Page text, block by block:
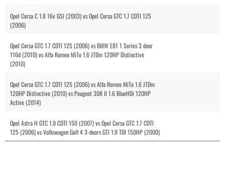
Opel Corsa C 1.8 16v GSI (2003) vs Opel Corsa GTC 1.7 CDTI 125
(2006)
Opel Corsa GTC 1.7 CDTI 125 (2006) vs BMW E81 1 Series 3 door
116d (2010) vs Alfa Romeo MiTo 1.6 JTDm 120HP Distinctive
(2010)
Opel Corsa GTC 1.7 CDTI 125 (2006) vs Alfa Romeo MiTo 1.6 JTDm
120HP Distinctive (2010) vs Peugeot 308 II 1.6 BlueHDi 120HP
Active (2014)
Opel Astra H GTC 1.9 CDTI 150 (2007) vs Opel Corsa GTC 1.7 CDTI
125 (2006) vs Volkswagen Golf 4 3-doors GTI 1.9 TDI 150HP (2000)